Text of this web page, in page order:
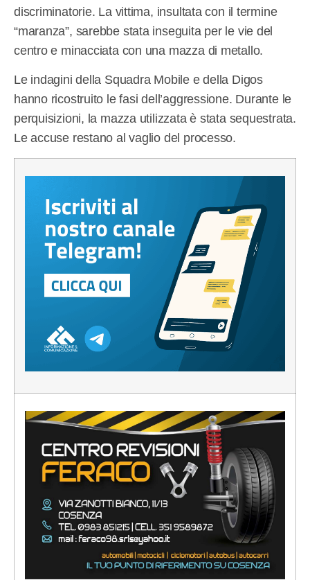
discriminatorie. La vittima, insultata con il termine
“maranza”, sarebbe stata inseguita per le vie del
centro e minacciata con una mazza di metallo.
Le indagini della Squadra Mobile e della Digos
hanno ricostruito le fasi dell’aggressione. Durante le
perquisizioni, la mazza utilizzata è stata sequestrata.
Le accuse restano al vaglio del processo.